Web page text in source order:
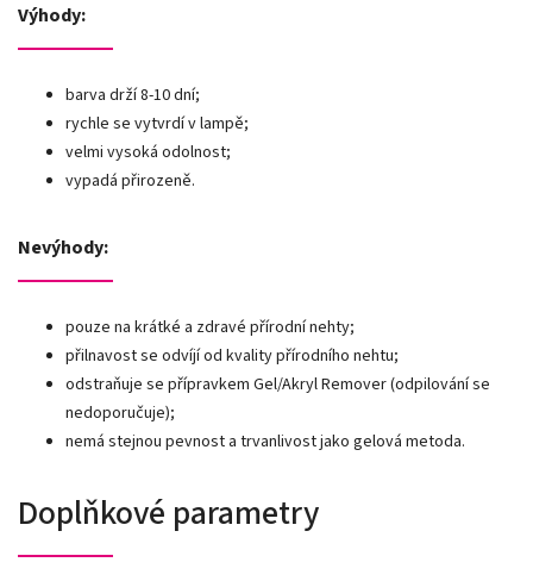
Výhody:
barva drží 8-10 dní;
rychle se vytvrdí v lampě;
velmi vysoká odolnost;
vypadá přirozeně.
Nevýhody:
pouze na krátké a zdravé přírodní nehty;
přilnavost se odvíjí od kvality přírodního nehtu;
odstraňuje se přípravkem Gel/Akryl Remover (odpilování se
nedoporučuje);
nemá stejnou pevnost a trvanlivost jako gelová metoda.
Doplňkové parametry